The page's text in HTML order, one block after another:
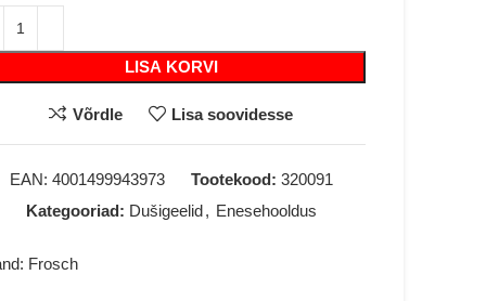
LISA KORVI
Võrdle Lisa soovidesse
EAN: 4001499943973 Tootekood: 320091
Kategooriad: Dušigeelid, Enesehooldus
Frosch